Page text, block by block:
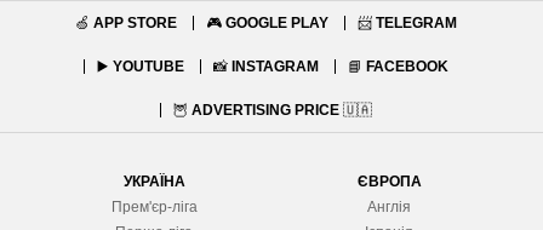
🍏 APP STORE 🎮 GOOGLE PLAY 📨 TELEGRAM
▶️ YOUTUBE 📸 INSTAGRAM 📘 FACEBOOK
🦉 ADVERTISING PRICE 🇺🇦
УКРАЇНА
Прем'єр-ліга
ЄВРОПА
Англія